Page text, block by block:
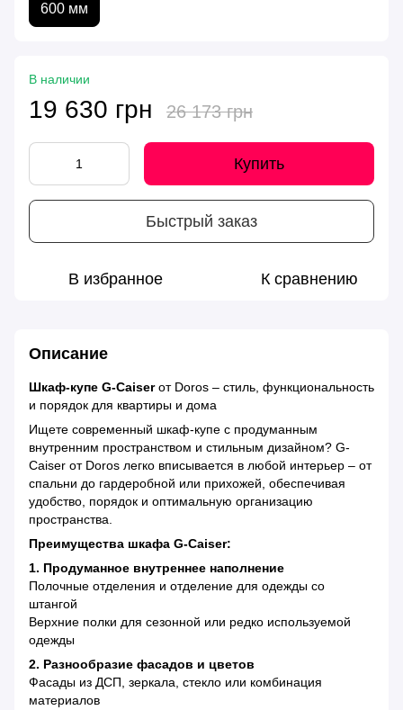
600 мм
В наличии
19 630 грн 26 173 грн
Купить
Быстрый заказ
В избранное К сравнению
Описание
Шкаф-купе G-Caiserот Doros – стиль, функциональность
и порядок для квартиры и дома
Ищете современный шкаф-купе с продуманным
внутренним пространством и стильным дизайном? G-
Caiser от Doros легко вписывается в любой интерьер – от
спальни до гардеробной или прихожей, обеспечивая
удобство, порядок и оптимальную организацию
пространства.
Преимущества шкафа G-Caiser:
1. Продуманное внутреннее наполнение
Полочные отделения и отделение для одежды со
штангой
Верхние полки для сезонной или редко используемой
одежды
2. Разнообразие фасадов и цветов
Фасады из ДСП, зеркала, стекло или комбинация
материалов